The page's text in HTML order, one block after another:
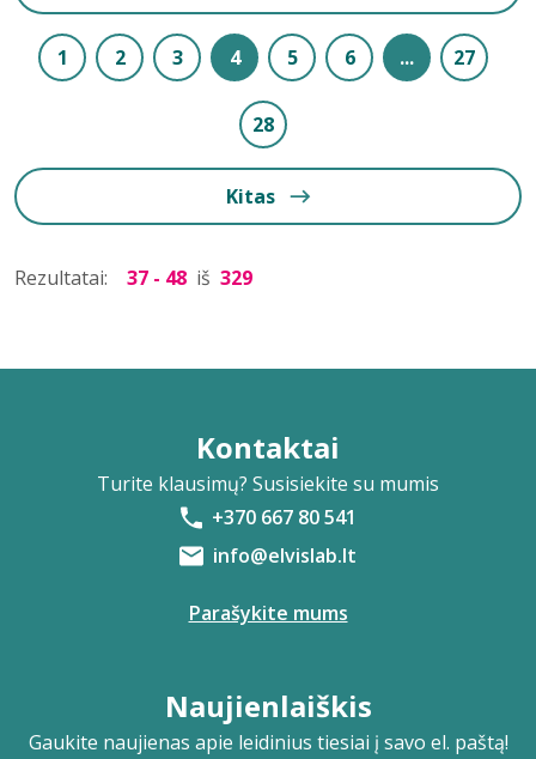
1 2 3 4 5 6 ... 27
28
Kitas
Rezultatai: 37 - 48 iš 329
Kontaktai
Turite klausimų? Susisiekite su mumis
+370 667 80 541
info@elvislab.lt
Parašykite mums
Naujienlaiškis
Gaukite naujienas apie leidinius tiesiai į savo el. paštą!